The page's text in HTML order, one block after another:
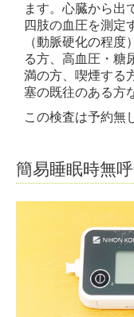
ます。心臓から出
四肢の血圧を測定
（動脈硬化の程
る方、高血圧・糖
満の方、喫煙する
塞の既往のある方
この検査は予約無
簡易睡眠時無